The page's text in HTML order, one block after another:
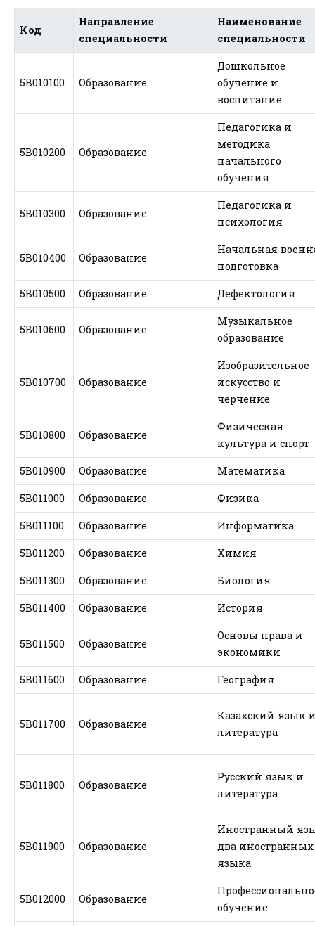
Код
Направление
специальности
Наименование
специальности
5В010100 Образование
Дошкольное
обучение и
воспитание
5В010200 Образование
Педагогика и
методика
начального
обучения
5В010300 Образование
Педагогика и
психология
5В010400 Образование
Начальная
подготовка
5В010500 Образование Дефектология
5В010600 Образование
Музыкальное
образование
5В010700 Образование
Изобразительное
искусство и
черчение
5В010800 Образование
Физическая
культура и спорт
5В010900 Образование Математика
5В011000 Образование Физика
5В011100 Образование Информатика
5В011200 Образование Химия
5В011300 Образование Биология
5В011400 Образование История
5В011500 Образование
Основы права и
экономики
5В011600 Образование География
5В011700 Образование
Казахский язык
литература
5В011800 Образование
Русский язык и
литература
5В011900 Образование
Иностранный
два иностранных
языка
5В012000 Образование
обучение